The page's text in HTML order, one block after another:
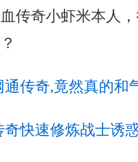
传奇小虾米本人
通传奇,竟然真的和
奇快速修炼战士诱